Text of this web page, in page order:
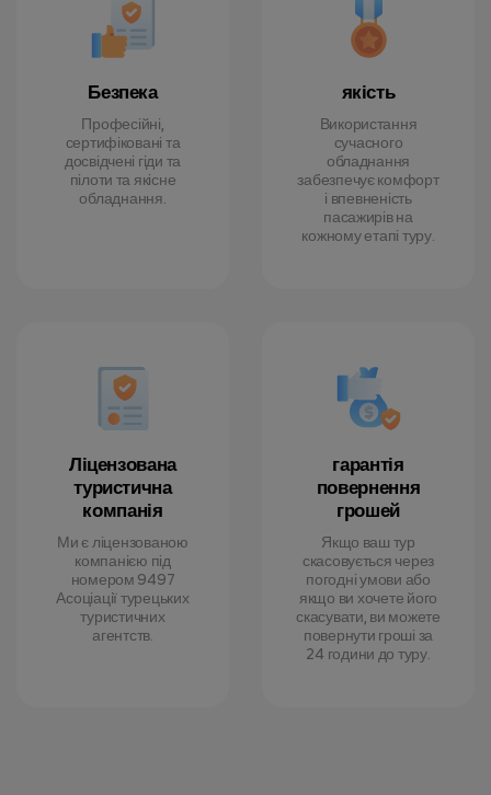
Безпека
Професійні,
сертифіковані та
досвідчені гіди та
пілоти та якісне
обладнання.
якість
Використання
сучасного
обладнання
забезпечує комфорт
і впевненість
пасажирів на
кожному етапі туру.
Ліцензована
туристична
компанія
Ми є ліцензованою
компанією під
номером 9497
Асоціації турецьких
туристичних
агентств.
гарантія
повернення
грошей
Якщо ваш тур
скасовується через
погодні умови або
якщо ви хочете його
скасувати, ви можете
повернути гроші за
24 години до туру.